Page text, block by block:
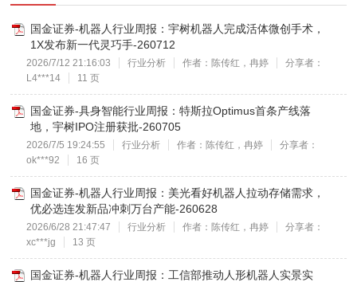
国金证券-机器人行业周报：宇树机器人完成活体微创手术，
1X发布新一代灵巧手-260712
2026/7/12 21:16:03 行业分析 作者：陈传红，冉婷
分享者：
L4***14
11 页
国金证券-具身智能行业周报：特斯拉Optimus首条产线落
地，宇树IPO注册获批-260705
2026/7/5 19:24:55 行业分析 作者：陈传红，冉婷
分享者：
ok***92
16 页
国金证券-机器人行业周报：美光看好机器人拉动存储需求，
优必选连发新品冲刺万台产能-260628
2026/6/28 21:47:47 行业分析 作者：陈传红，冉婷
分享者：
xc***jg
13 页
国金证券-机器人行业周报：工信部推动人形机器人实景实